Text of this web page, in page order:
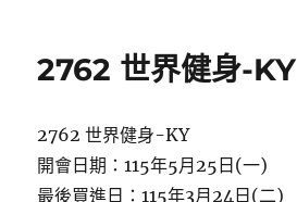
2762 世界健身-KY
2762 世界健身-KY
開會日期：115年5月25日(一)
最後買進日：115年3月24日(二)